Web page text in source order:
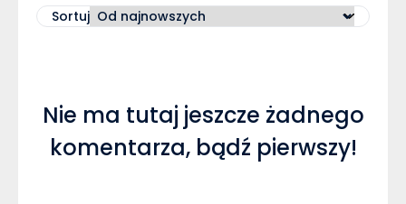
Sortuj
Nie ma tutaj jeszcze żadnego
komentarza, bądź pierwszy!